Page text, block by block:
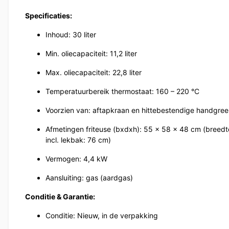
Specificaties:
Inhoud: 30 liter
Min. oliecapaciteit: 11,2 liter
Max. oliecapaciteit: 22,8 liter
Temperatuurbereik thermostaat: 160 – 220 °C
Voorzien van: aftapkraan en hittebestendige
Afmetingen friteuse (bxdxh): 55 x 58 x 48 cm
incl. lekbak: 76 cm)
Vermogen: 4,4 kW
Aansluiting: gas (aardgas)
Conditie & Garantie:
Conditie: Nieuw, in de verpakking